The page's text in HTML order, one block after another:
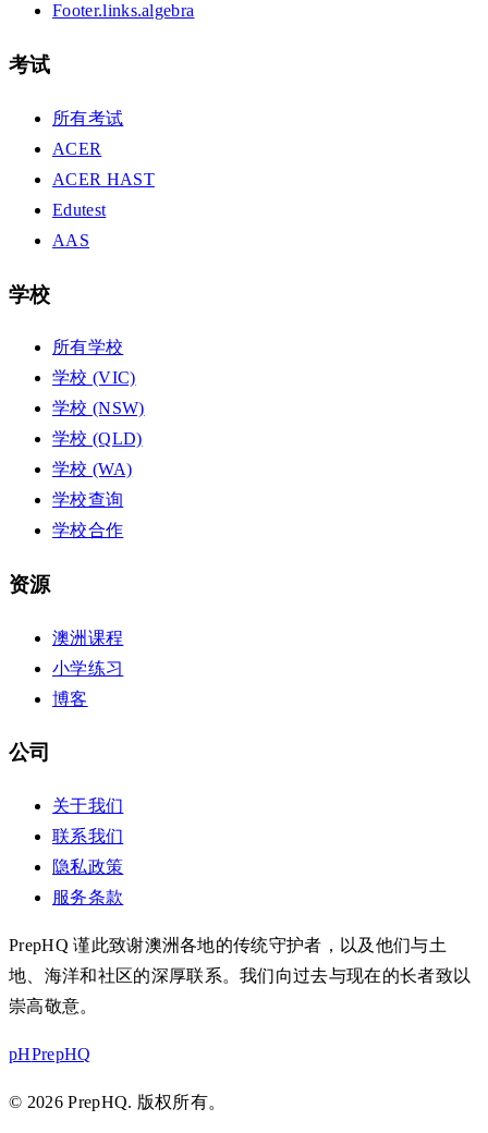
Footer.links.algebra
考试
所有考试
ACER
ACER HAST
Edutest
AAS
学校
所有学校
学校 (VIC)
学校 (NSW)
学校 (QLD)
学校 (WA)
学校查询
学校合作
资源
澳洲课程
小学练习
博客
公司
关于我们
联系我们
隐私政策
服务条款
PrepHQ 谨此致谢澳洲各地的传统守护者，以及他们与土
地、海洋和社区的深厚联系。我们向过去与现在的长者致以
崇高敬意。
pHPrepHQ
© 2026 PrepHQ. 版权所有。